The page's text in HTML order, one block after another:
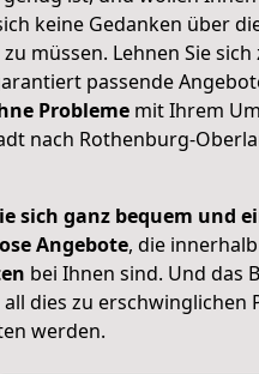
keine Gedanken über
müssen. Lehnen Sie
passende
Probleme mit Ihrem
nach Rothenburg-
sich ganz bequem und
Angebote, die
bei Ihnen sind. Und das
all dies zu erschwinglichen
werden.